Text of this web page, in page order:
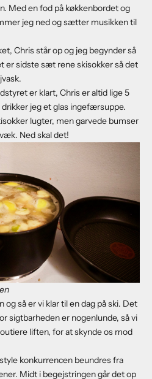
Med en fod på køkkenbordet og
jeg ned og sætter musikken til
Chris står op og jeg begynder så
er sidste sæt rene skisokker så det
er klart, Chris er altid lige 5
jeg et glas ingefærsuppe.
lugter, men garvede bumser
Ned skal det!
så er vi klar til en dag på ski. Det
sigtbarheden er nogenlunde, så vi
liften, for at skynde os mod
konkurrencen beundres fra
Midt i begejstringen går det op